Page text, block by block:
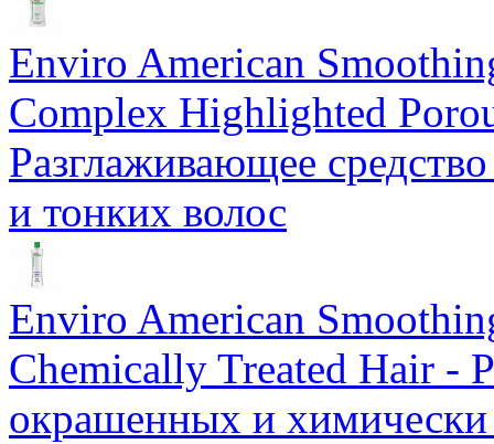
Enviro American
Complex Highlighted
Разглаживающее
и тонких волос
Еnviro American
Chemically Treated Hair -
окрашенных и